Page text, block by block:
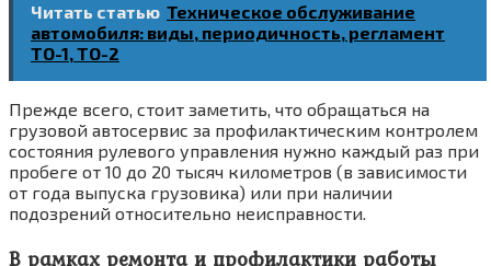
Читать статью Техническое обслуживание
автомобиля: виды, периодичность, регламент
ТО-1, ТО-2
Прежде всего, стоит заметить, что обращаться на
грузовой автосервис за профилактическим контролем
состояния рулевого управления нужно каждый раз при
пробеге от 10 до 20 тысяч километров (в зависимости
от года выпуска грузовика) или при наличии
подозрений относительно неисправности.
В рамках ремонта и профилактики работы